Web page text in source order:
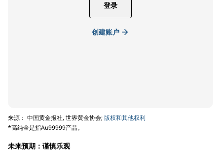
登录
创建账户
来源： 中国黄金报社, 世界黄金协会;版权和其他权利
*高纯金是指Au99999产品。
未来预期：谨慎乐观